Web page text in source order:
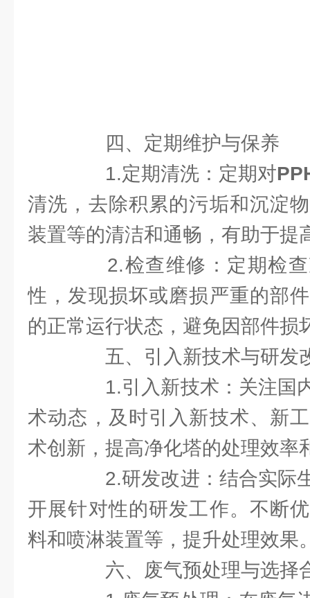
四、定期维护与保养
1.定期清洗：定期对
清洗，去除积累的污垢和沉淀
装置等的清洁和通畅，有助于提
2.检查维修：定期检查
性，发现损坏或磨损严重的部
的正常运行状态，避免因部件损
五、引入新技术与研发
1.引入新技术：关注国
术动态，及时引入新技术、新
术创新，提高净化塔的处理效率
2.研发改进：结合实际
开展针对性的研发工作。不断
料和喷淋装置等，提升处理效果
六、废气预处理与选择